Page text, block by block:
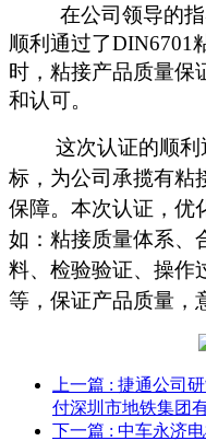
在公司领导的
顺利通过了DIN6701
时，粘接产品质量保
和认可。
这次认证的顺利
标，为公司承揽有粘
保障。本次认证，优
如：粘接质量体系、
料、检验验证、操作
等，保证产品质量，
上一篇 : 捷通公司
付深圳市地铁集团
下一篇 : 中车永济